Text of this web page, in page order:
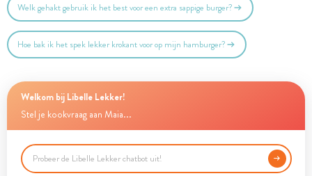
Welk gehakt gebruik ik het best voor een extra sappige burger?
Hoe bak ik het spek lekker krokant voor op mijn hamburger?
Welkom bij Libelle Lekker!
Stel je kookvraag aan Maia...